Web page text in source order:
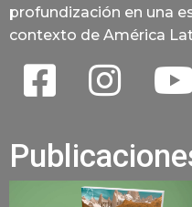
profundización en una
contexto de América